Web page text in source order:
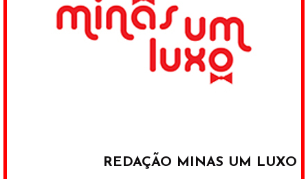
REDAÇÃO MINAS UM LUXO